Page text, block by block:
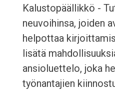
Kalustopäällikkö -
neuvoihinsa, joiden
helpottaa
lisätä
ansioluettelo, joka
työnantajien